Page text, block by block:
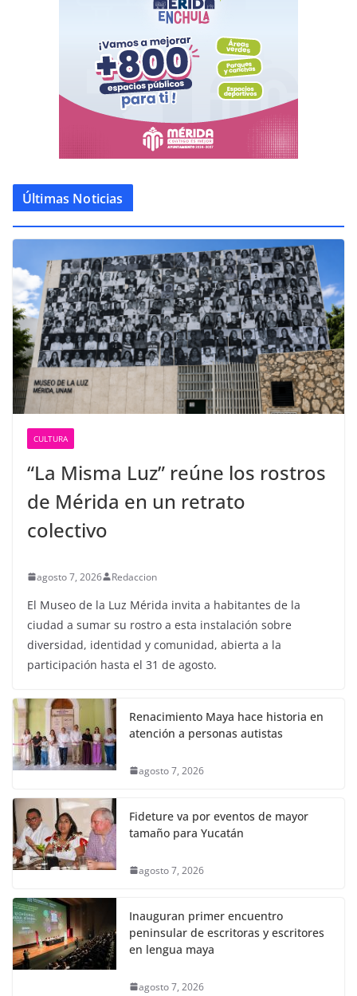
Últimas Noticias
CULTURA
“La Misma Luz” reúne los rostros
de Mérida en un retrato
colectivo
agosto 7, 2026 Redaccion
El Museo de la Luz Mérida invita a habitantes de la
ciudad a sumar su rostro a esta instalación sobre
diversidad, identidad y comunidad, abierta a la
participación hasta el 31 de agosto.
Renacimiento Maya hace historia en
atención a personas autistas
agosto 7, 2026
Fideture va por eventos de mayor
tamaño para Yucatán
agosto 7, 2026
Inauguran primer encuentro
peninsular de escritoras y escritores
en lengua maya
agosto 7, 2026